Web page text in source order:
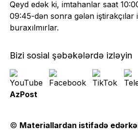
Qeyd edək ki, imtahanlar saat
09:45-dən sonra gələn iştirakçılar
buraxılmırlar.
Bizi sosial şəbəkələrdə izləyin
AzPost
© Materiallardan istifadə